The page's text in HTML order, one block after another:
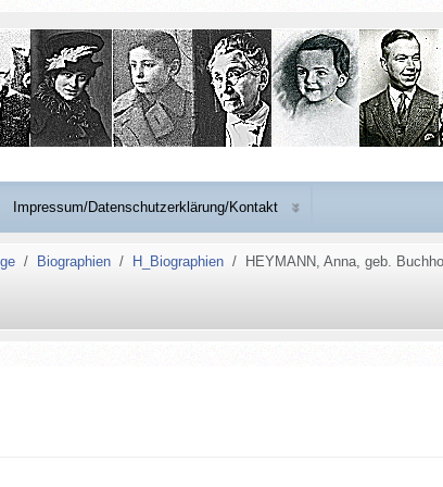
Impressum/Datenschutzerklärung/Kontakt
Biographien H_Biographien HEYMANN, Anna, geb.